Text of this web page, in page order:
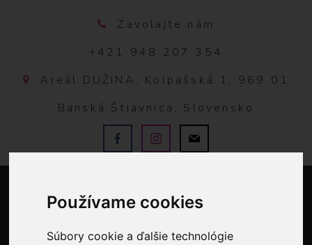
Používame cookies
Súbory cookie a ďalšie technológie
Zavolajte nám
+421 948 207 354
Areál DUŽINA, Kolpašská 1, 969 01
Banská Štiavnica, Slovensko